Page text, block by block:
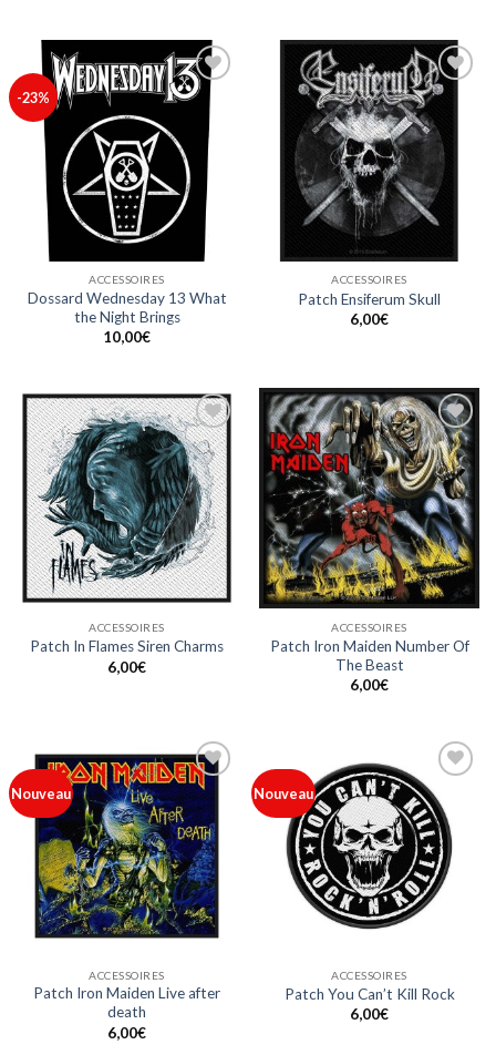
-23%
Ajouter
à ma
liste
ACCESSOIRES
Dossard Wednesday 13 What
the Night Brings
10,00€
Ajouter
liste
ACCESSOIRES
Patch Ensiferum Skull
6,00€
Ajouter
à ma
liste
ACCESSOIRES
Patch In Flames Siren Charms
6,00€
Ajouter
à ma
liste
ACCESSOIRES
Patch Iron Maiden Number Of
The Beast
6,00€
Nouveau
Ajouter
à ma
liste
ACCESSOIRES
Patch Iron Maiden Live after
death
6,00€
Nouveau
Ajouter
à ma
liste
ACCESSOIRES
Patch You Can’t Kill Rock
6,00€